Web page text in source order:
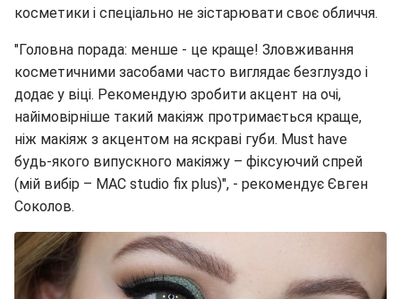
косметики і спеціально не зістарювати своє обличчя.
"Головна порада: менше - це краще! Зловживання
косметичними засобами часто виглядає безглуздо і
додає у віці. Рекомендую зробити акцент на очі,
найімовірніше такий макіяж протримається краще,
ніж макіяж з акцентом на яскраві губи. Must have
будь-якого випускного макіяжу – фіксуючий спрей
(мій вибір – MAC studio fix plus)", - рекомендує Євген
Соколов.